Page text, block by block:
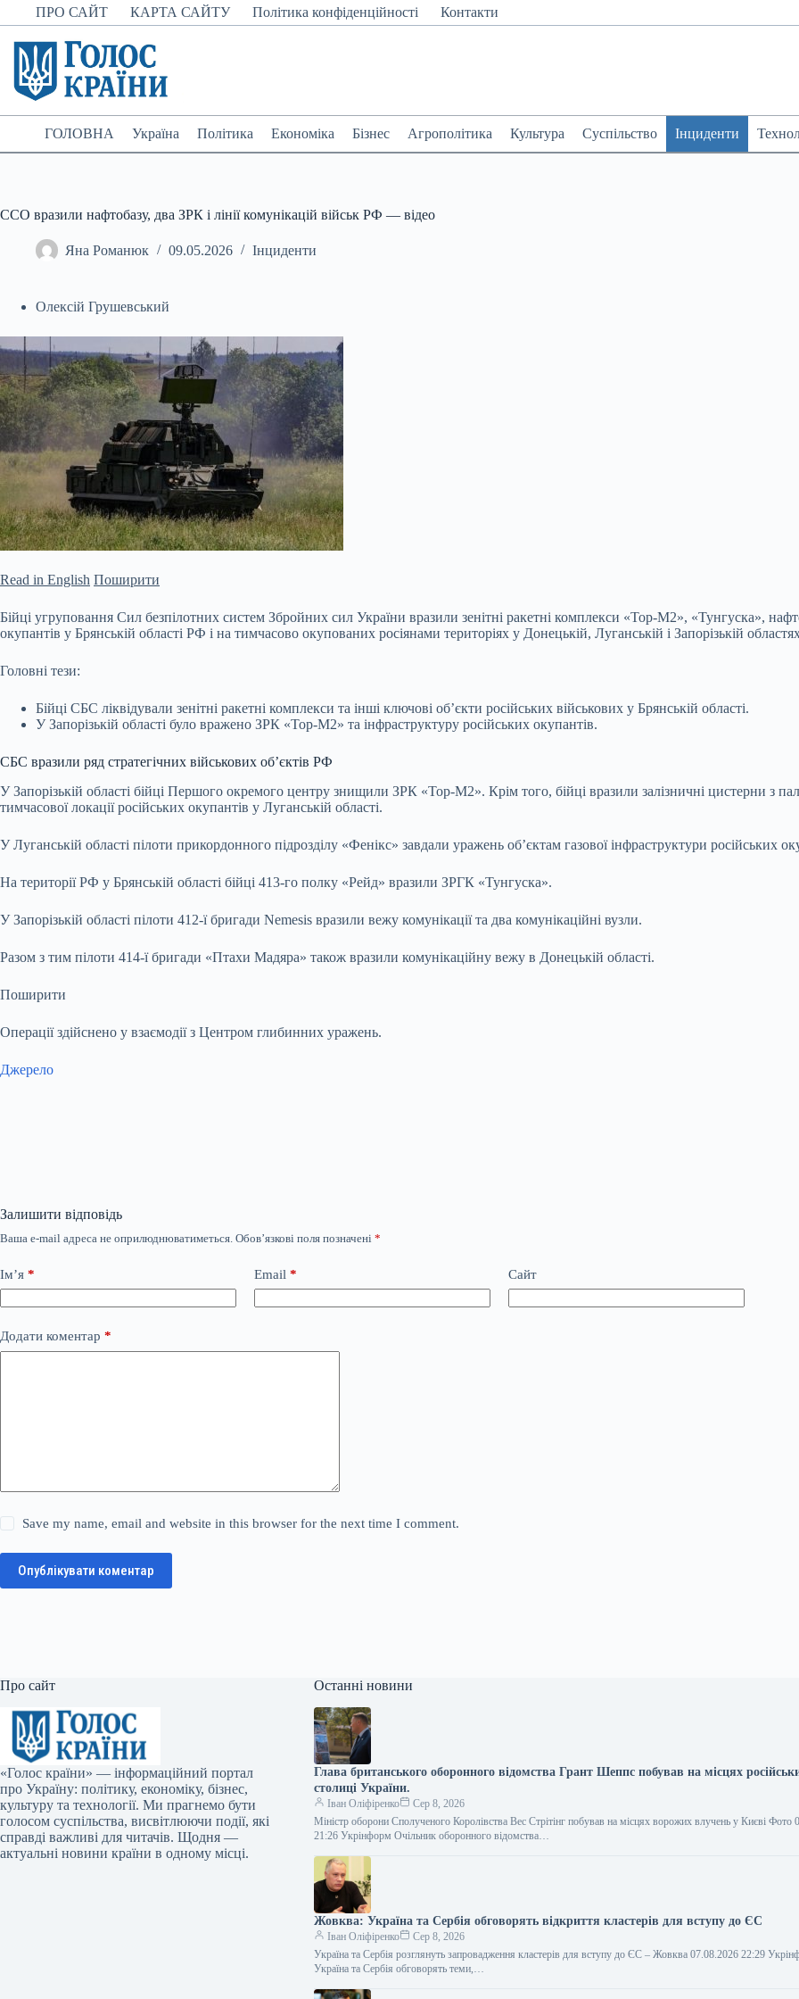
Перейти
до
вмісту
ПРО САЙТ КАРТА САЙТУ Політика конфіденційності Контакти
ГОЛОВНА Україна Політика Економіка Бізнес Агрополітика Культура Суспільство Інциденти
ССО вразили нафтобазу, два ЗРК і лінії комунікацій військ РФ — відео
Яна Романюк 09.05.2026 Інциденти
Олексій Грушевський
Read in English Поширити
Бійці угруповання Сил безпілотних систем Збройних сил України вразили зенітні ракетні комплекси «Тор-М2», «Тунгуска»,
окупантів у Брянській області РФ і на тимчасово окупованих росіянами територіях у Донецькій, Луганській і Запорізькій
Головні тези:
Бійці СБС ліквідували зенітні ракетні комплекси та інші ключові об’єкти російських військових у Брянській області.
УЗапорізькій області було вражено ЗРК «Тор-М2» та інфраструктуру російських окупантів.
СБС вразили ряд стратегічних військових об’єктів РФ
У Запорізькій області бійці Першого окремого центру знищили ЗРК «Тор-М2». Крім того, бійці вразили залізничні цистерни з
тимчасової локації російських окупантів у Луганській області.
У Луганській області пілоти прикордонного підрозділу «Фенікс» завдали уражень об’єктам газової інфраструктури російських
На території РФ у Брянській області бійці 413-го полку «Рейд» вразили ЗРГК «Тунгуска».
У Запорізькій області пілоти 412-ї бригади Nemesis вразили вежу комунікації та два комунікаційні вузли.
Разом з тим пілоти 414-ї бригади «Птахи Мадяра» також вразили комунікаційну вежу в Донецькій області.
Поширити
Операції здійснено у взаємодії з Центром глибинних уражень.
Джерело
Залишити відповідь
Ваша e-mail адреса не оприлюднюватиметься. Обов’язкові поля позначені *
Ім’я * Email * Сайт
Додати коментар *
Save my name, email and website in this browser for the next time I comment.
Опублікувати коментар
Про сайт
«Голос країни» — інформаційний портал
про Україну: політику, економіку, бізнес,
культуру та технології. Ми прагнемо бути
голосом суспільства, висвітлюючи події, які
справді важливі для читачів. Щодня —
актуальні новини країни в одному місці.
Останні новини
Глава британського оборонного відомства Грант Шеппс побував на місцях
столиці України.
Іван Оліфіренко
Сер 8, 2026
Міністр оборони Сполученого Королівства Вес Стрітінг побував на місцях ворожих влучень у Києві Фото
21:26 Укрінформ Очільник оборонного відомства…
Жовква: Україна та Сербія обговорять відкриття кластерів для вступу до ЄС
Іван Оліфіренко
Сер 8, 2026
Україна та Сербія розглянуть запровадження кластерів для вступу до ЄС – Жовква 07.08.2026 22:29
Україна та Сербія обговорять теми,…